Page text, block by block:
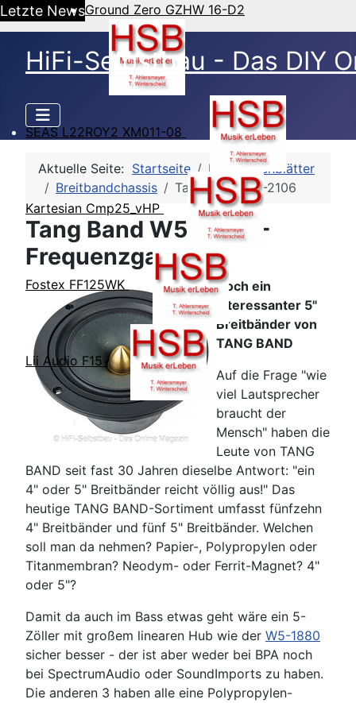
Letzte NewsGround Zero GZHW 16-D2
SEAS L22ROY2 XM011-08
Kartesian Cmp25_vHP
Fostex FF125WK
Lii Audio F15
HiFi-Selbstbau - Das DIY
Aktuelle Seite: Startseite
HSB-Datenblätter
Breitbandchassis
Tang Band W5-2106
Tang Band W5-2106 -
Frequenzgang
Noch ein
interessanter 5"
Breitbänder von
TANG BAND
Auf die Frage "wie
viel Lautsprecher
braucht der
Mensch" haben die
Leute von TANG
BAND seit fast 30 Jahren dieselbe Antwort: "ein
4" oder 5" Breitbänder reicht völlig aus!" Das
heutige TANG BAND-Sortiment umfasst fünfzehn
4" Breitbänder und fünf 5" Breitbänder. Welchen
soll man da nehmen? Papier-, Polypropylen oder
Titanmembran? Neodym- oder Ferrit-Magnet? 4"
oder 5"?
Damit da auch im Bass etwas geht wäre ein 5-
Zöller mit großem linearen Hub wie der W5-1880
sicher besser - der ist aber weder bei BPA noch
bei SpectrumAudio oder SoundImports zu haben.
Die anderen 3 haben alle eine Polypropylen-